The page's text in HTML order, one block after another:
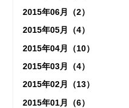
2015年06月（2）
2015年05月（4）
2015年04月（10）
2015年03月（4）
2015年02月（13）
2015年01月（6）